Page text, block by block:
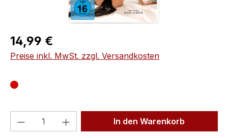
Regulärer Preis:
14,99 €
Preise inkl. MwSt. zzgl. Versandkosten
Produkt Anzahl: Gib denIn den Warenkorb